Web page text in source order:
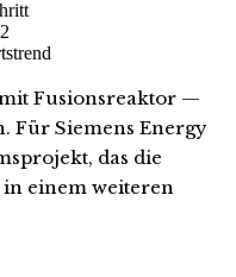
Fusionsreaktor —
Für Siemens Energy
das die
einem weiteren